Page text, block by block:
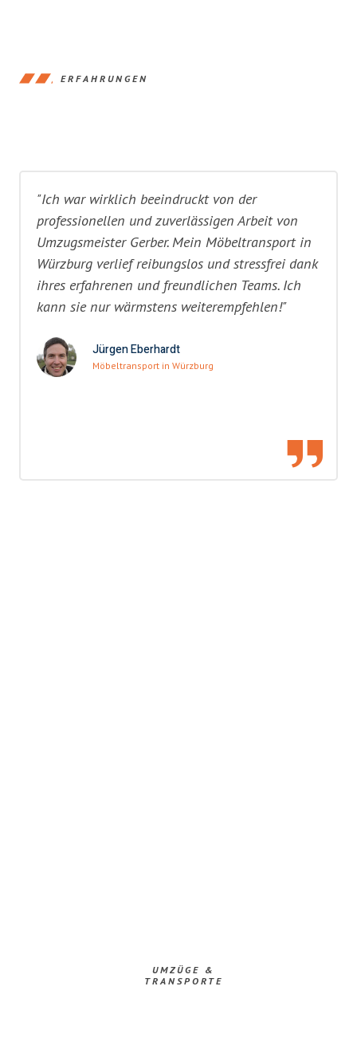
ERFAHRUNGEN
"Ich war wirklich beeindruckt von der
professionellen und zuverlässigen Arbeit von
Umzugsmeister Gerber. Mein Möbeltransport in
Würzburg verlief reibungslos und stressfrei dank
ihres erfahrenen und freundlichen Teams. Ich
kann sie nur wärmstens weiterempfehlen!"
Jürgen Eberhardt
Möbeltransport in Würzburg
UMZÜGE &
TRANSPORTE